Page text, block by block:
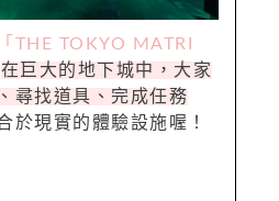
「THE TOKYO MATRI
在巨大的地下城中，大家
尋找道具、完成任務
於現實的體驗設施喔！